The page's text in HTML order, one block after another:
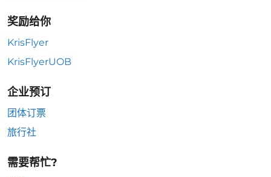
奖励给你
KrisFlyer
KrisFlyerUOB
企业预订
团体订票
旅行社
需要帮忙?